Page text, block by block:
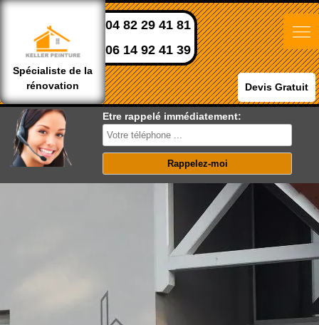
Spécialiste de la
rénovation
04 82 29 41 81
06 14 92 41 39
Devis Gratuit
Etre rappelé immédiatement: